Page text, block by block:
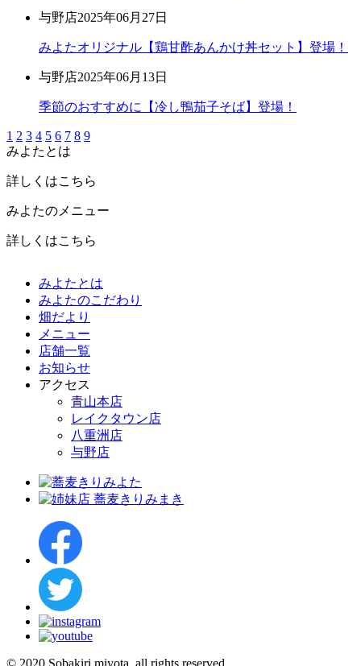
与野店2025年06月27日
みよたオリジナル【鶏甘酢あんかけ丼セット】登場！
与野店2025年06月13日
季節のおすすめに【冷し鴨茄子そば】登場！
1 2 3 4 5 6 7 8 9
みよたとは
詳しくはこちら
みよたのメニュー
詳しくはこちら
みよたとは
みよたのこだわり
畑だより
メニュー
店舗一覧
お知らせ
アクセス
青山本店
レイクタウン店
八重洲店
与野店
© 2020 Sobakiri miyota. all rights reserved.